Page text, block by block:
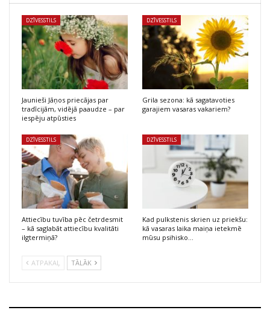
DZĪVESSTILS
Jaunieši Jāņos priecājas par
tradīcijām, vidējā paaudze – par
iespēju atpūsties
DZĪVESSTILS
Grila sezona: kā sagatavoties
garajiem vasaras vakariem?
DZĪVESSTILS
Attiecību tuvība pēc četrdesmit
– kā saglabāt attiecību kvalitāti
ilgtermiņā?
DZĪVESSTILS
Kad pulkstenis skrien uz priekšu:
kā vasaras laika maiņa ietekmē
mūsu psihisko…
ATPAKAĻ TĀLĀK